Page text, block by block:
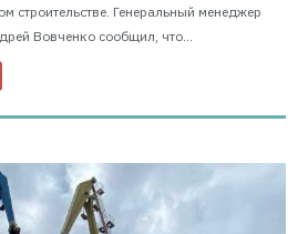
строительстве. Генеральный менеджер
Вовченко сообщил, что...